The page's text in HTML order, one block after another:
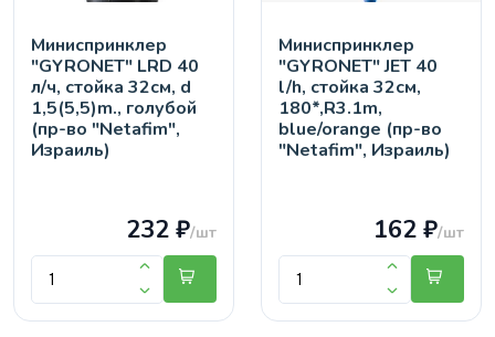
Миниспринклер
"GYRONET" LRD 40
л/ч, стойка 32см, d
1,5(5,5)m., голубой
(пр-во "Netafim",
Израиль)
232 ₽/шт
Миниспринклер
"GYRONET" JET 40
l/h, стойка 32см,
180*,R3.1m,
blue/orange (пр-во
"Netafim", Израиль)
162 ₽/шт